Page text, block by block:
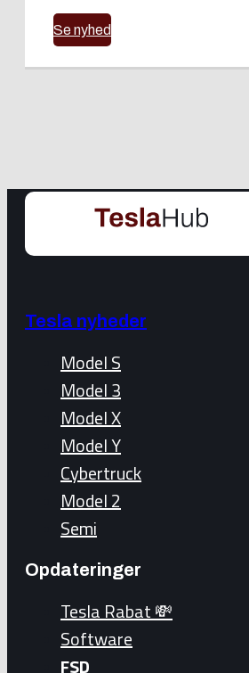
Se nyhed
Tesla nyheder
Model S
Model 3
Model X
Model Y
Cybertruck
Model 2
Semi
Opdateringer
Tesla Rabat 💸
Software
FSD